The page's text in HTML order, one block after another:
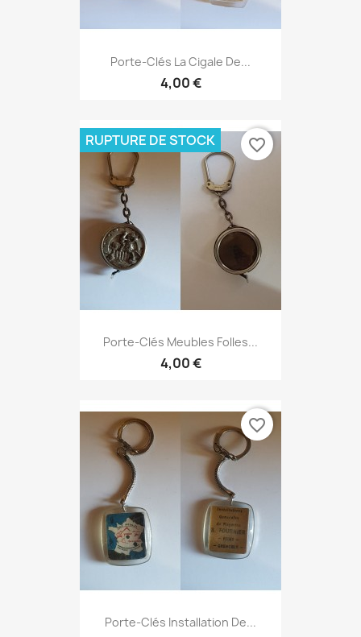
Porte-Clés La Cigale De...
4,00 €
Porte-Clés Meubles Folles...
4,00 €
RUPTURE DE STOCK favorite_border
Porte-Clés Installation De...
favorite_border